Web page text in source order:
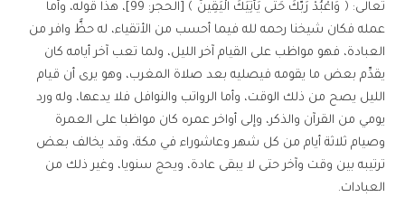
تعالى: ﴿ وَاعْبُدْ رَبَّكَ حَتَّى يَأْتِيَكَ الْيَقِينُ ﴾ [الحجر: 99]، هذا قوله، وأما
عمله فكان شيخنا رحمه لله فيما أحسب من الأتقياء، له حظٌّ وافر من
العبادة، فهو مواظب على القيام آخر الليل، ولما تعب آخر أيامه كان
يقدِّم بعض ما يقومه فيصليه بعد صلاة المغرب، وهو يرى أن قيام
الليل يصح من ذلك الوقت، وأما الرواتب والنوافل فلا يدعها، وله ورد
يومي من القرآن والذكر، وإلى أواخر عمره كان مواظبا على العمرة
وصيام ثلاثة أيام من كل شهر وعاشوراء في مكة، وقد يخالف بعض
ترتيبه بين وقت وآخر حتى لا يبقى عادة، ويحج سنويا، وغير ذلك من
العبادات.